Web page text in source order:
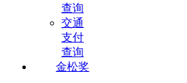
查询
交通
支付
查询
金松奖